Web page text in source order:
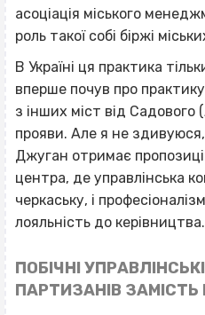
асоціація міського
роль такої собі біржі
В Україні ця практика
вперше почув про
з інших міст від Садового
прояви. Але я не
Джуган отримає
центра, де управлінська
черкаську, і
лояльність до керівництва.
ПОБІЧНІ
ПАРТИЗАНІВ ЗАМІСТЬ